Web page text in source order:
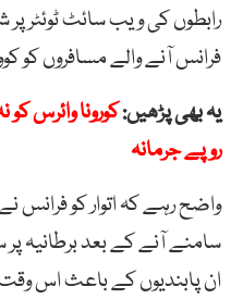
رابطوں کی ویب سائٹ ٹوئٹر
فرانس آنے والے مسافروں کو
یہ بھی پڑھیں:
روپے جرمانہ
واضح رہے کہ اتوار کو فرانس
سامنے آنے کے بعد برطانیہ پر
ان پابندیوں کے باعث اس